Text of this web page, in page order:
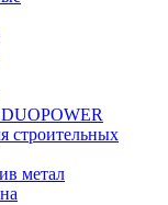
строительных
метал